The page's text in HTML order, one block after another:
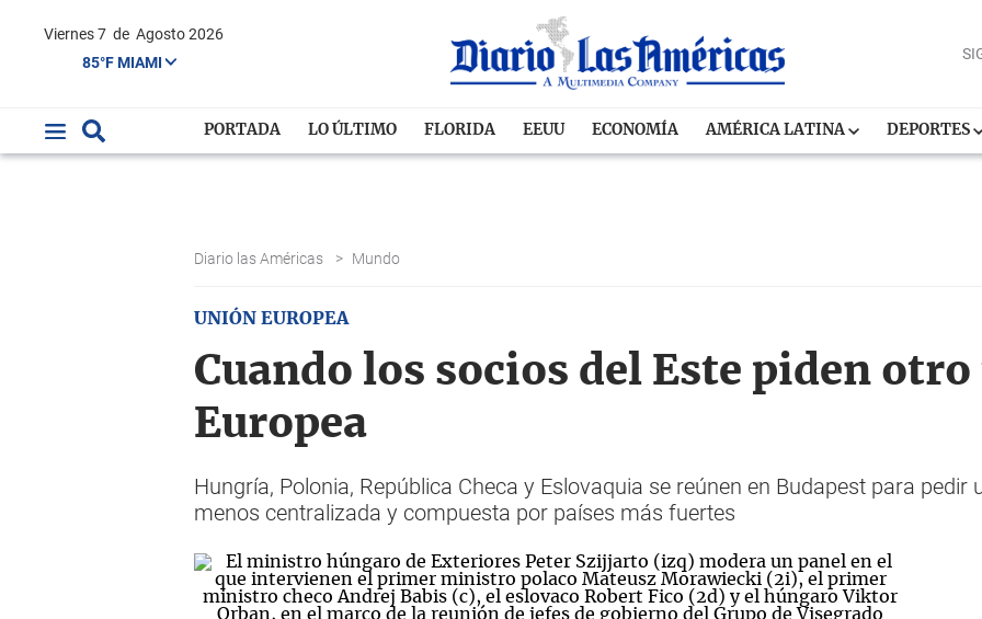
Viernes 7 de Agosto 2026
85°F MIAMI
PORTADA LO ÚLTIMO FLORIDA EEUU ECONOMÍA AMÉRICA LATINA DEPORTES
Diario las Américas > Mundo
UNIÓN EUROPEA
Cuando los socios del Este piden
Europea
Hungría, Polonia, República Checa y Eslovaquia se reúnen en Budapest para pedir
menos centralizada y compuesta por países más fuertes